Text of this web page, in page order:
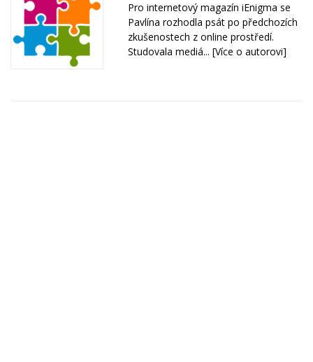
Pro internetový magazín iEnigma se
Pavlína rozhodla psát po předchozích
zkušenostech z online prostředí.
Studovala mediá... [Více o autorovi]